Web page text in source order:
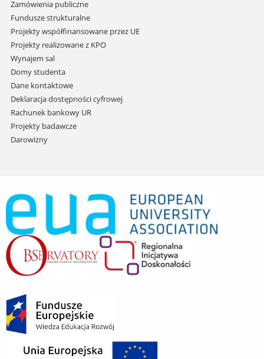
Zamówienia publiczne
Fundusze strukturalne
Projekty współfinansowane przez UE
Projekty realizowane z KPO
Wynajem sal
Domy studenta
Dane kontaktowe
Deklaracja dostępności cyfrowej
Rachunek bankowy UR
Projekty badawcze
Darowizny